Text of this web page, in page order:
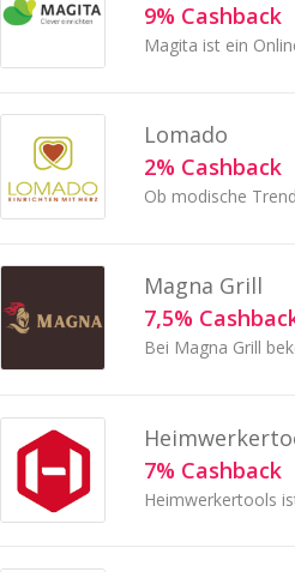
9% Cashback
Lomado
2% Cashback
Magna Grill
7,5%
7% Cashback